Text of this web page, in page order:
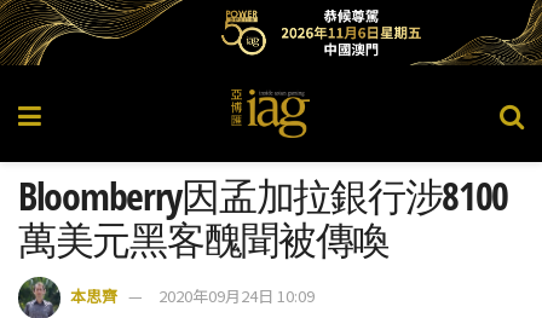
Bloomberry因孟加拉銀行涉8100
萬美元黑客醜聞被傳喚
本思齊 2020年09月24日 10:09